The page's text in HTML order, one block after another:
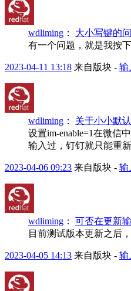
wdliming ： 大小写键的
有一个问题，就是我按
2023-04-11 13:18 来自版块 - 输
wdliming ： 关于小小默
设置im-enable=1在微信
输入过，钉钉就只能重
2023-04-06 09:23 来自版块 - 输
wdliming ： 可否在更新
目前测试版本更新之后
2023-04-05 14:13 来自版块 - 输